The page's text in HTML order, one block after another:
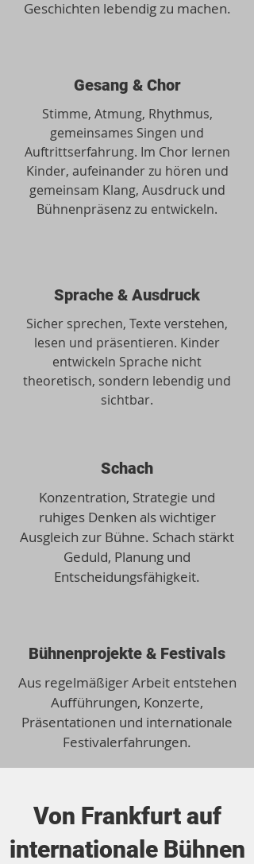
Geschichten lebendig zu machen.
Gesang & Chor
Stimme, Atmung, Rhythmus,
gemeinsames Singen und
Auftrittserfahrung. Im Chor lernen
Kinder, aufeinander zu hören und
gemeinsam Klang, Ausdruck und
Bühnenpräsenz zu entwickeln.
Sprache & Ausdruck
Sicher sprechen, Texte verstehen,
lesen und präsentieren. Kinder
entwickeln Sprache nicht
theoretisch, sondern lebendig und
sichtbar.
Schach
Konzentration, Strategie und
ruhiges Denken als wichtiger
Ausgleich zur Bühne. Schach stärkt
Geduld, Planung und
Entscheidungsfähigkeit.
Bühnenprojekte & Festivals
Aus regelmäßiger Arbeit entstehen
Aufführungen, Konzerte,
Präsentationen und internationale
Festivalerfahrungen.
Von Frankfurt auf
internationale Bühnen